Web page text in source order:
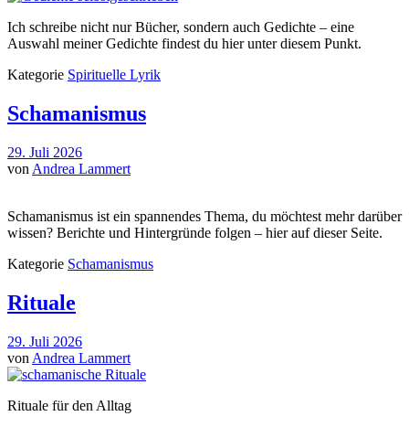
Ich schreibe nicht nur Bücher, sondern auch Gedichte – eine
Auswahl meiner Gedichte findest du hier unter diesem Punkt.
Kategorie Spirituelle Lyrik
Schamanismus
29. Juli 2026
von Andrea Lammert
Schamanismus ist ein spannendes Thema, du möchtest mehr darüber
wissen? Berichte und Hintergründe folgen – hier auf dieser Seite.
Kategorie Schamanismus
Rituale
29. Juli 2026
von Andrea Lammert
Rituale für den Alltag